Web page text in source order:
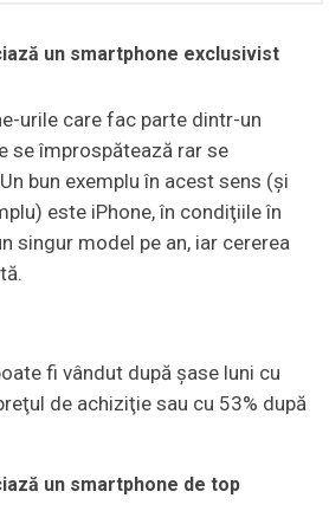
un smartphone exclusivist
urile care fac parte dintr-un
se împrospătează rar se
bun exemplu în acest sens (şi
este iPhone, în condiţiile în
singur model pe an, iar cererea
fi vândut după şase luni cu
de achiziţie sau cu 53% după
un smartphone de top